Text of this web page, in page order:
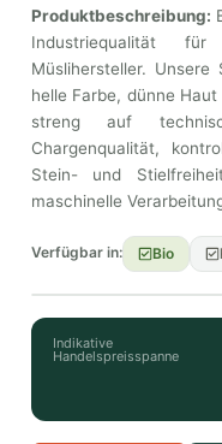
Produktbeschreibung:
Industriequalität
Müslihersteller.
helle Farbe, dünne
streng auf
Chargenqualität,
Stein- und
maschinelle
Verfügbar in: Bio
Indikative
Handelspreisspanne